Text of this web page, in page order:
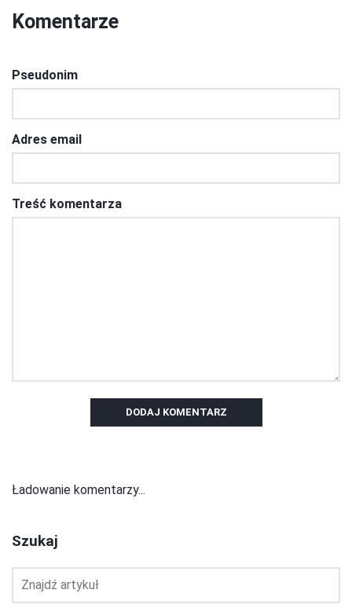
Komentarze
Pseudonim
Adres email
Treść komentarza
DODAJ KOMENTARZ
Ładowanie komentarzy...
Szukaj